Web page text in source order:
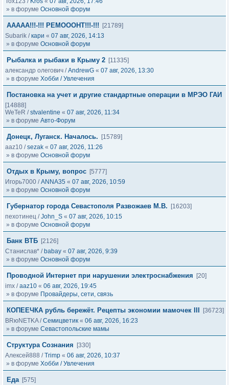
» в форуме Основной форум
ААААА!!!-!!! РЕМОООНТ!!!-!!!
[21789]
Subarik /кари « 07 авг, 2026, 14:13
» в форуме Основной форум
Рыбалка и рыбаки в Крыму 2 [11335]
александр олегович /AndrewG « 07 авг, 2026, 13:30
» в форуме Хобби / Увлечения
Постановка на учет и другие стандартные операции в МРЭО ГАИ
[14888]
WeTeR /stvalentine « 07 авг, 2026, 11:34
» в форуме Авто-Форум
Донецк, Луганск. Началось.
[15789]
aaz10 /sezak « 07 авг, 2026, 11:26
» в форуме Основной форум
Отдых в Крыму, вопрос [5777]
Игорь7000 /ANNA35 « 07 авг, 2026, 10:59
» в форуме Основной форум
Губернатор города Севастополя Развожаев М.В.
[16203]
пехотинец /John_S « 07 авг, 2026, 10:15
» в форуме Основной форум
Банк ВТБ [2126]
Станислав* / babay « 07 авг, 2026, 9:39
» в форуме Основной форум
Проводной Интернет при нарушении электроснабжения
[20]
imx /aaz10 « 06 авг, 2026, 19:45
» в форуме Провайдеры, сети, связь
КОПЕЕЧКА рубль бережёт. Рецепты экономии мамочек III
[36723]
BRюNETKA/Семицветик « 06 авг, 2026, 16:23
» в форуме Севастопольские мамы
Структура Сознания
[330]
Алексей888 /Trimp « 06 авг, 2026, 10:37
» в форуме Хобби / Увлечения
Еда [575]